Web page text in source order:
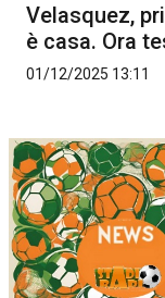
Velasquez,
è casa. Ora
01/12/2025 13:11